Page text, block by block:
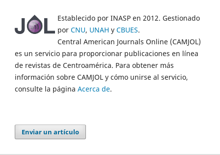
Establecido por INASP en 2012. Gestionado
por CNU, UNAH y CBUES.
Central American Journals Online (CAMJOL)
es un servicio para proporcionar publicaciones en línea
de revistas de Centroamérica. Para obtener más
información sobre CAMJOL y cómo unirse al servicio,
consulte la página Acerca de.
Enviar un artículo